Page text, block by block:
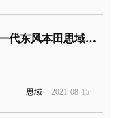
离上市不远了！十一代东风本田思域将首发
思域 2021-08-15